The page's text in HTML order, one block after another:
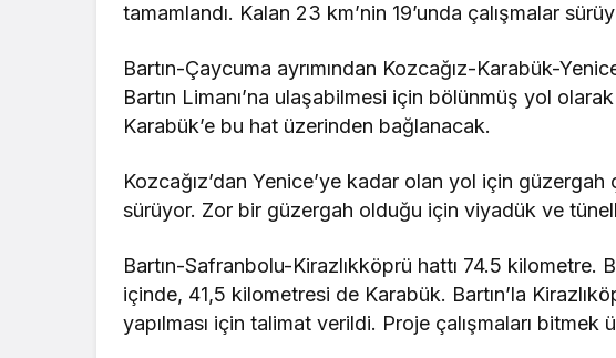
tamamlandı. Kalan 23 km’nin 19’unda çalışmalar
Bartın-Çaycuma ayrımından Kozcağız-Karabük-
Bartın Limanı’na ulaşabilmesi için bölünmüş yol
Karabük’e bu hat üzerinden bağlanacak.
Kozcağız’dan Yenice’ye kadar olan yol için güzergah
sürüyor. Zor bir güzergah olduğu için viyadük ve
Bartın-Safranbolu-Kirazlıkköprü hattı 74.5 kilometre.
içinde, 41,5 kilometresi de Karabük. Bartın’la
yapılması için talimat verildi. Proje çalışmaları bitmek